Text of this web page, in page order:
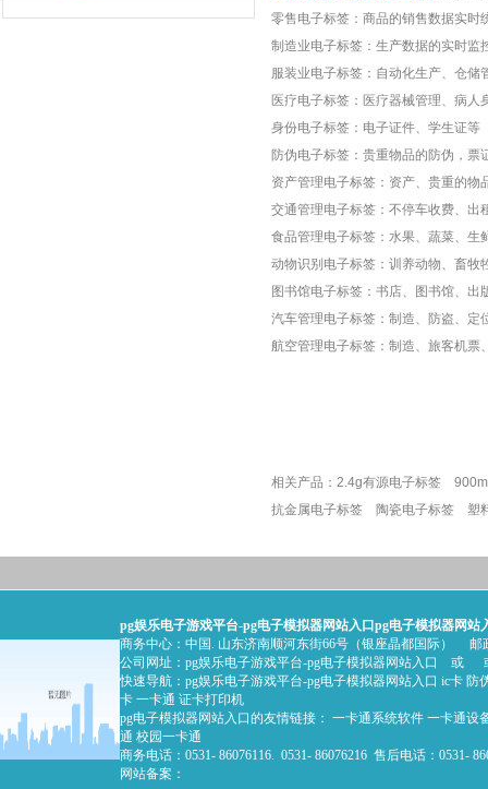
零售电子标签：商品的销售数据实时
制造业电子标签：生产数据的实时监
服装业电子标签：自动化生产、仓
医疗电子标签：医疗器械管理、病人
身份电子标签：电子证件、学生证等
防伪电子标签：贵重物品的防伪，票
资产管理电子标签：资产、贵重的
交通管理电子标签：不停车收费、出
食品管理电子标签：水果、蔬菜、生
动物识别电子标签：训养动物、畜牧
图书馆电子标签：书店、图书馆、出
汽车管理电子标签：制造、防盗、定
航空管理电子标签：制造、旅客机票
相关产品： 2.4g有源电子标签
抗金属电子标签
陶瓷电子标签 塑
pg娱乐电子游戏平台-pg电子模拟器网站入口 pg电子模拟器网站
商务中心：中国. 山东济南顺河东街66号（银座晶都国际） 邮
公司网址： pg娱乐电子游戏平台-pg电子模拟器网站入口
或
快速导航： pg娱乐电子游戏平台-pg电子模拟器网站入口 ic卡 防
卡 一卡通 证卡打印机
pg电子模拟器网站入口的友情链接： 一卡通系统软件 一卡通设
通 校园一卡通
商务电话：0531- 86076116. 0531- 86076216 售后电话：0531-
网站备案：